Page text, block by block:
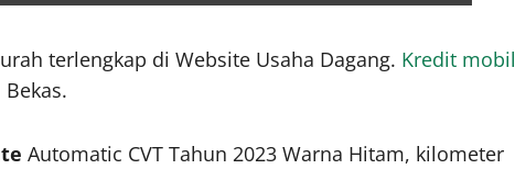
terlengkap di Website Usaha Dagang. Kredit mobil
Automatic CVT Tahun 2023 Warna Hitam, kilometer